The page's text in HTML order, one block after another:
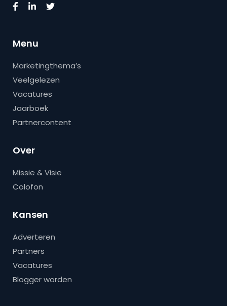
Menu
Marketingthema’s
Veelgelezen
Vacatures
Jaarboek
Partnercontent
Over
Missie & Visie
Colofon
Kansen
Adverteren
Partners
Vacatures
Blogger worden